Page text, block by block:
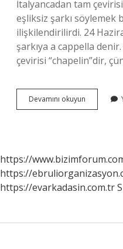
İtalyancadan tam
eşliksiz şarkı söylemek
ilişkilendirilirdi. 24
şarkıya a cappella
çevirisi “chapelin”dir,
Devamını okuyun
Müziğinin
https://
https://
https://evarkadasin.com.tr